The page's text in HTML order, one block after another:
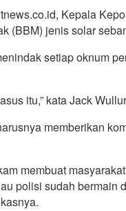
Kepala
(BBM) jenis solar
setiap oknum
itu,” kata Jack
memberikan
membuat
polisi sudah